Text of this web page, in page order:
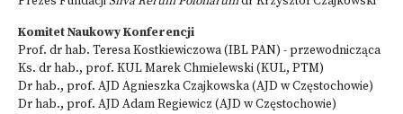
Komitet Naukowy Konferencji
Prof. dr hab. Teresa Kostkiewiczowa (IBL PAN) - przewodnicząca
Ks. dr hab., prof. KUL Marek Chmielewski (KUL, PTM)
Dr hab., prof. AJD Agnieszka Czajkowska (AJD w Częstochowie)
Dr hab., prof. AJD Adam Regiewicz (AJD w Częstochowie)